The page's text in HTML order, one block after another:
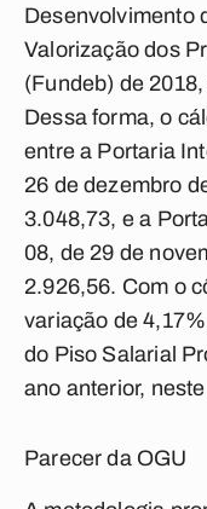
Desenvolvimento
Valorização dos
(Fundeb) de
Dessa forma, o
entre a Portaria
26 de dezembro
3.048,73, e a
08, de 29 de
2.926,56. Com o
variação de
do Piso Salarial
ano anterior,
Parecer da OGU